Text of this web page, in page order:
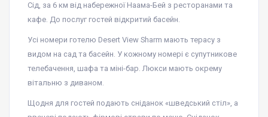
Сід, за 6 км від набережної Наама-Бей з ресторанами та
кафе. До послуг гостей відкритий басейн.
Усі номери готелю Desert View Sharm мають терасу з
видом на сад та басейн. У кожному номері є супутникове
телебачення, шафа та міні-бар. Люкси мають окрему
вітальню з диваном.
Щодня для гостей подають сніданок «шведський стіл», а